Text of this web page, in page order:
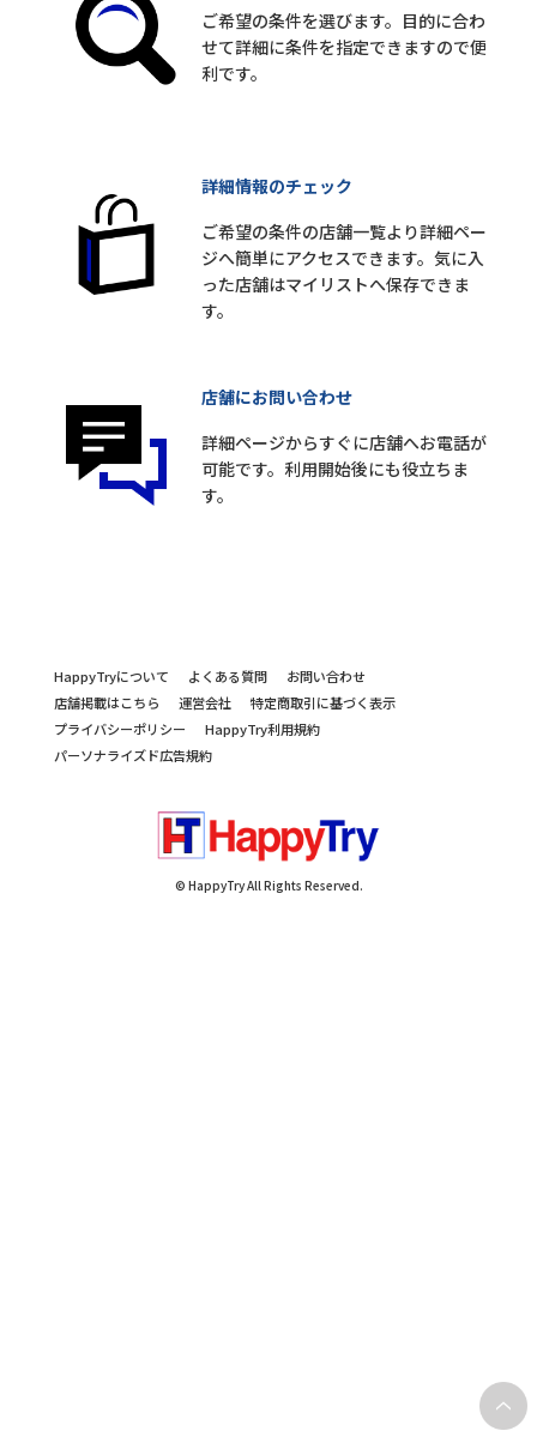
ご希望の条件を選びます。目的に合わ
せて詳細に条件を指定できますので便
利です。
詳細情報のチェック
ご希望の条件の店舗一覧より詳細ペー
ジへ簡単にアクセスできます。気に入
った店舗はマイリストへ保存できま
す。
店舗にお問い合わせ
詳細ページからすぐに店舗へお電話が
可能です。利用開始後にも役立ちま
す。
HappyTryについて よくある質問
お問い合わせ
店舗掲載はこちら
運営会社
特定商取引に基づく表示
プライバシーポリシー
HappyTry利用規約
パーソナライズド広告規約
© HappyTry All Rights Reserved.